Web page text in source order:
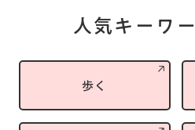
人気キーワ
歩く